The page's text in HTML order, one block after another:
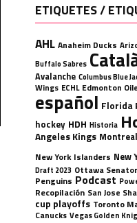
ETIQUETES /
AHL Anaheim Ducks
Buffalo Sabres
Avalanche Columbus Blue
Wings ECHL Edmonton
español Florida
hockey HDH Historia
Angeles Kings
New York Islanders New
Draft 2023 Ottawa
Penguins Podcast
Recopilación San Jose
cup playoffs Toronto
Canucks Vegas Golden